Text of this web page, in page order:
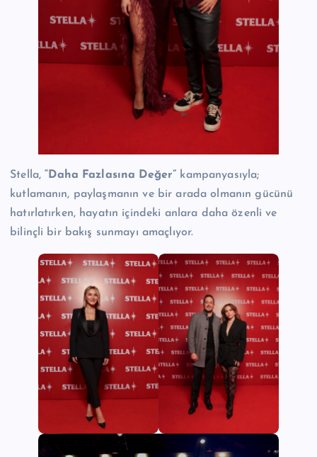
Stella,“Daha Fazlasına Değer” kampanyasıyla;
kutlamanın, paylaşmanın ve bir arada olmanın gücünü
hatırlatırken, hayatın içindeki anlara daha özenli ve
bilinçli bir bakış sunmayı amaçlıyor.